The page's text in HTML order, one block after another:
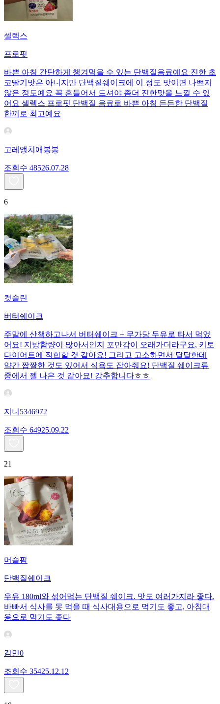
셀렉스
프로핏
바쁜 아침 간단하게 챙겨먹을 수 있는 단백질음료예요 진한 초
코딸기맛은 아니지만 단백질쉐이크에 이 정도 맛이면 나쁘지
않은 정도예요 꼭 흔들어서 드셔야 좀더 진한맛을 느낄 수 있
어요 셀렉스 프로핏 단백질 음료로 바쁜 아침 든든한 단백질
한끼로 최고예요
고레앵치애봉봉
조회수 48526.07.28
6
컷슬린
버터쉐이크
주말에 산책하고나서 버터쉐이크 + 무가당 두유로 타서 먹었
어요! 지방함량이 많아서인지 포만감이 오래가더라구요, 키토
다이어트에 적합할 것 같아요! 그리고 고소하면서 달달한데
약간 짭짤한 것도 있어서 식욕도 잡아줘요! 단백질 쉐이크류
중에서 젤 나은 것 같아요! 강추합니다ㅎㅎ
지니5346972
조회수 64925.09.22
21
머슬팜
단백질쉐이크
우유 180ml와 섞어먹는 단백질 쉐이크. 맛도 여러가지라 좋다.
바빠서 식사를 못 먹을 때 식사대용으로 먹기도 좋고, 아침대
용으로 먹기도 좋다
김민0
조회수 35425.12.12